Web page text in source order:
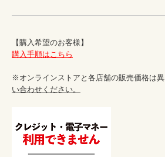
購入手順はこちら
※オンラインストアと各店舗の販売価格は異
い合わせください。